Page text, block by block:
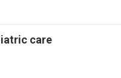
care